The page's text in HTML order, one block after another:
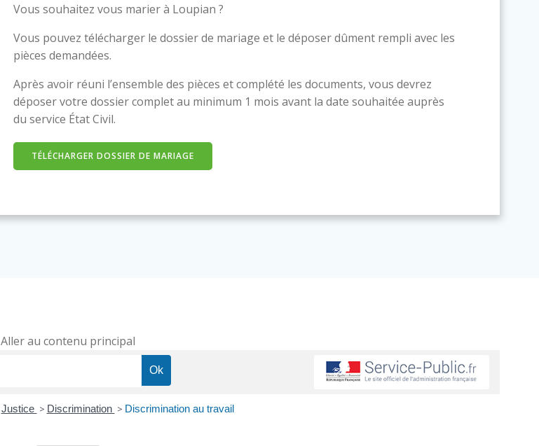
Vous souhaitez vous marier à Loupian ?
Vous pouvez télécharger le dossier de mariage et le déposer dûment rempli avec les
pièces demandées.
Après avoir réuni l’ensemble des pièces et complété les documents, vous devrez
déposer votre dossier complet au minimum 1 mois avant la date souhaitée auprès
du service État Civil.
TÉLÉCHARGER DOSSIER DE MARIAGE
Aller au contenu principal
Justice > Discrimination > Discrimination au travail